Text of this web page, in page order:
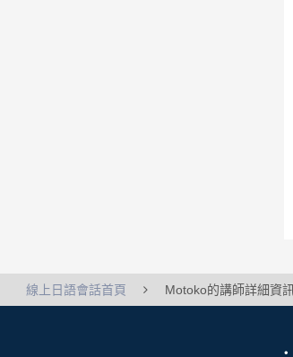
線上日語會話首頁 Motoko的講師詳細資訊